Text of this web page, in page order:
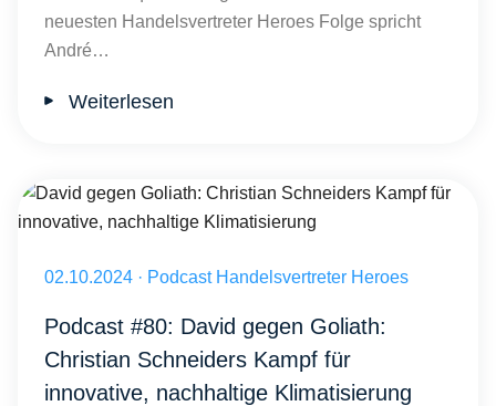
neuesten Handelsvertreter Heroes Folge spricht
André…
Weiterlesen
Veröffentlicht am 02.10.2024
02.10.2024 · Podcast Handelsvertreter Heroes
Podcast #80: David gegen Goliath:
Christian Schneiders Kampf für
innovative, nachhaltige Klimatisierung